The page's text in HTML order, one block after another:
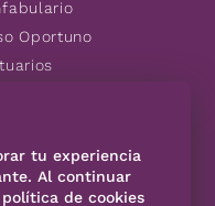
Oportuno
tu experiencia
Al continuar
de cookies